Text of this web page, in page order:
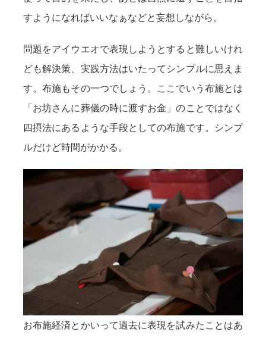
すようになればいいなぁなどと妄想しながら。
問題をアイウエオで表現しようとすると難しいけれ
ども解決策、実践方法はいたってシンプルに思えま
す。布施もその一つでしょう。ここでいう布施とは
「お坊さんに葬儀の時に渡すお金」のことではなく
四摂法にあるような手段としての布施です。シンプ
ルだけど時間がかかる。
お布施経済とかいって過去に表現を試みたことはあ